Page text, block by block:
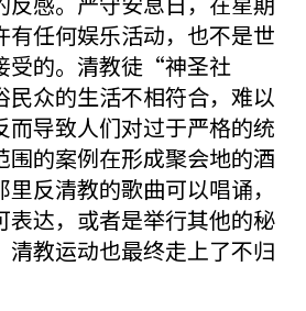
有任何娱乐活动，也不是世
受的。清教徒“神圣社
众的生活不相符合，难以
而导致人们对过于严格的统
的案例在形成聚会地的酒
反清教的歌曲可以唱诵，
表达，或者是举行其他的秘
教运动也最终走上了不归